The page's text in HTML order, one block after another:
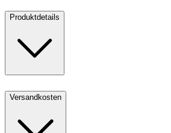
Produktdetails
Versandkosten